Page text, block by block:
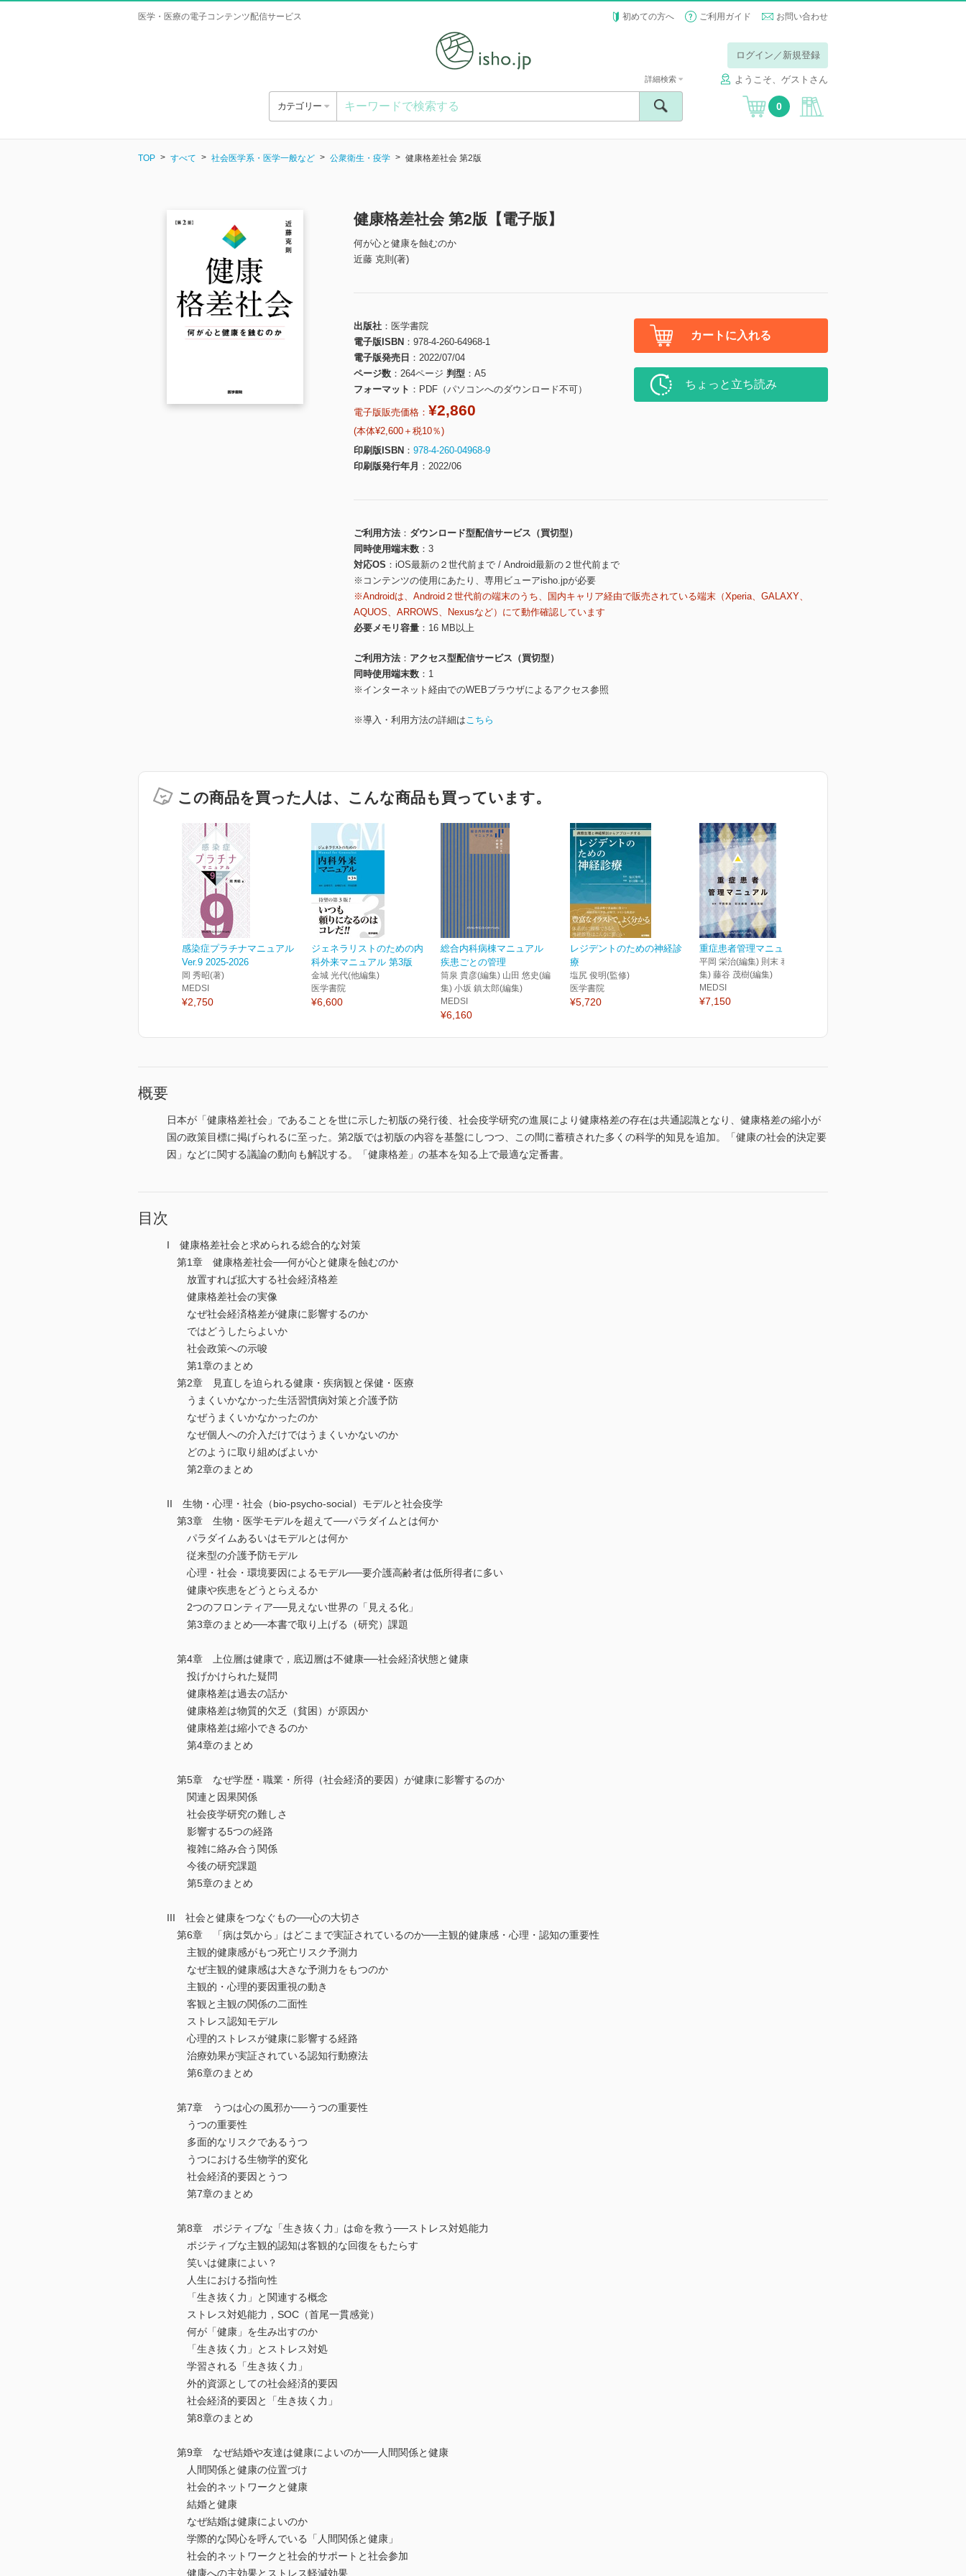
医学・医療の電子コンテンツ配信サービス 初めての方へ ご利用ガイド お問い合わせ
ログイン／新規登録
ようこそ、ゲストさん
カテゴリー
詳細検索
0
TOP すべて 社会医学系・医学一般など 公衆衛生・疫学 健康格差社会 第2版
健康格差社会 第2版【電子版】
何が心と健康を蝕むのか
近藤 克則(著)
出版社
医学書院
電子版ISBN
978-4-260-64968-1
電子版発売日
2022/07/04
ページ数
264ページ 判型
A5
フォーマット
PDF（パソコンへのダウンロード不可）
電子版販売価格： ¥2,860
(本体¥2,600＋税10％)
印刷版ISBN
978-4-260-04968-9
印刷版発行年月
2022/06
カートに入れる
ちょっと立ち読み
ご利用方法
ダウンロード型配信サービス（買切型）
同時使用端末数
3
対応OS
iOS最新の２世代前まで / Android最新の２世代前まで
※コンテンツの使用にあたり、専用ビューアisho.jpが必要
※Androidは、Android２世代前の端末のうち、国内キャリア経由で販売されている端末（Xperia、GALAXY、
AQUOS、ARROWS、Nexusなど）にて動作確認しています
必要メモリ容量
16 MB以上
ご利用方法
アクセス型配信サービス（買切型）
同時使用端末数
1
※インターネット経由でのWEBブラウザによるアクセス参照
※導入・利用方法の詳細はこちら
この商品を買った人は、こんな商品も買っています。
感染症プラチナマニュアル
Ver.9 2025-2026
岡 秀昭(著)
MEDSI
¥2,750
ジェネラリストのための内
科外来マニュアル 第3版
金城 光代(他編集)
医学書院
¥6,600
総合内科病棟マニュアル
疾患ごとの管理
筒泉 貴彦(編集) 山田 悠史(編
集) 小坂 鎮太郎(編集)
MEDSI
¥6,160
レジデントのための神経診
療
塩尻 俊明(監修)
医学書院
¥5,720
重症患者管理マニュアル
平岡 栄治(編集) 則末 泰博(編
集) 藤谷 茂樹(編集)
MEDSI
¥7,150
概要
日本が「健康格差社会」であることを世に示した初版の発行後、社会疫学研究の進展により健康格差の存在は共通認識となり、健康格差の縮小が
国の政策目標に掲げられるに至った。第2版では初版の内容を基盤にしつつ、この間に蓄積された多くの科学的知見を追加。「健康の社会的決定要
因」などに関する議論の動向も解説する。「健康格差」の基本を知る上で最適な定番書。
目次
I 健康格差社会と求められる総合的な対策
第1章 健康格差社会──何が心と健康を蝕むのか
放置すれば拡大する社会経済格差
健康格差社会の実像
なぜ社会経済格差が健康に影響するのか
ではどうしたらよいか
社会政策への示唆
第1章のまとめ
第2章 見直しを迫られる健康・疾病観と保健・医療
うまくいかなかった生活習慣病対策と介護予防
なぜうまくいかなかったのか
なぜ個人への介入だけではうまくいかないのか
どのように取り組めばよいか
第2章のまとめ
II 生物・心理・社会（bio-psycho-social）モデルと社会疫学
第3章 生物・医学モデルを超えて──パラダイムとは何か
パラダイムあるいはモデルとは何か
従来型の介護予防モデル
心理・社会・環境要因によるモデル──要介護高齢者は低所得者に多い
健康や疾患をどうとらえるか
2つのフロンティア──見えない世界の「見える化」
第3章のまとめ──本書で取り上げる（研究）課題
第4章 上位層は健康で，底辺層は不健康──社会経済状態と健康
投げかけられた疑問
健康格差は過去の話か
健康格差は物質的欠乏（貧困）が原因か
健康格差は縮小できるのか
第4章のまとめ
第5章 なぜ学歴・職業・所得（社会経済的要因）が健康に影響するのか
関連と因果関係
社会疫学研究の難しさ
影響する5つの経路
複雑に絡み合う関係
今後の研究課題
第5章のまとめ
III 社会と健康をつなぐもの──心の大切さ
第6章 「病は気から」はどこまで実証されているのか──主観的健康感・心理・認知の重要性
主観的健康感がもつ死亡リスク予測力
なぜ主観的健康感は大きな予測力をもつのか
主観的・心理的要因重視の動き
客観と主観の関係の二面性
ストレス認知モデル
心理的ストレスが健康に影響する経路
治療効果が実証されている認知行動療法
第6章のまとめ
第7章 うつは心の風邪か──うつの重要性
うつの重要性
多面的なリスクであるうつ
うつにおける生物学的変化
社会経済的要因とうつ
第7章のまとめ
第8章 ポジティブな「生き抜く力」は命を救う──ストレス対処能力
ポジティブな主観的認知は客観的な回復をもたらす
笑いは健康によい？
人生における指向性
「生き抜く力」と関連する概念
ストレス対処能力，SOC（首尾一貫感覚）
何が「健康」を生み出すのか
「生き抜く力」とストレス対処
学習される「生き抜く力」
外的資源としての社会経済的要因
社会経済的要因と「生き抜く力」
第8章のまとめ
第9章 なぜ結婚や友達は健康によいのか──人間関係と健康
人間関係と健康の位置づけ
社会的ネットワークと健康
結婚と健康
なぜ結婚は健康によいのか
学際的な関心を呼んでいる「人間関係と健康」
社会的ネットワークと社会的サポートと社会参加
健康への主効果とストレス軽減効果